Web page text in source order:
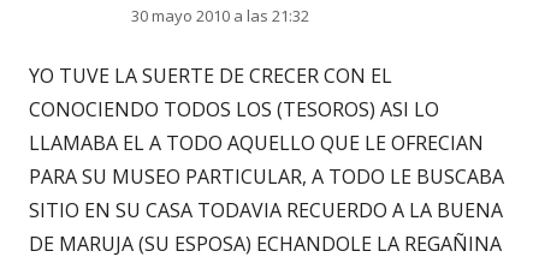
30 mayo 2010 a las 21:32
YO TUVE LA SUERTE DE CRECER CON EL
CONOCIENDO TODOS LOS (TESOROS) ASI LO
LLAMABA EL A TODO AQUELLO QUE LE OFRECIAN
PARA SU MUSEO PARTICULAR, A TODO LE BUSCABA
SITIO EN SU CASA TODAVIA RECUERDO A LA BUENA
DE MARUJA (SU ESPOSA) ECHANDOLE LA REGAÑINA